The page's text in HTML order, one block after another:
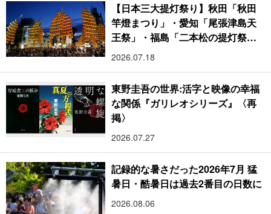
【日本三大提灯祭り】秋田「秋田
竿燈まつり」・愛知「尾張津島天
王祭」・福島「二本松の提灯祭
り」:おびただしい灯火が夜空を照
2026.07.18
東野圭吾の世界:活字と映像の幸福
な関係『ガリレオシリーズ』〈再
掲〉
2026.07.27
記録的な暑さだった2026年7月 猛
暑日・酷暑日は過去2番目の日数に
2026.08.06